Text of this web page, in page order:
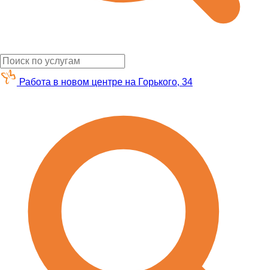
Работа в новом центре на Горького, 34